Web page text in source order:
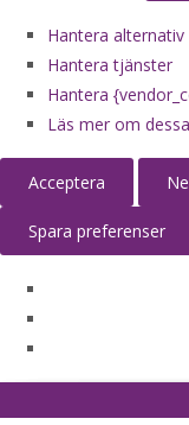
Hantera alternativ
Hantera tjänster
Hantera
Läs mer om
Acceptera
Spara preferenser